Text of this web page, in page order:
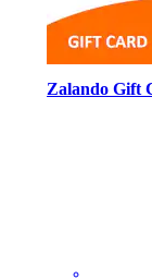
Zalando Gift